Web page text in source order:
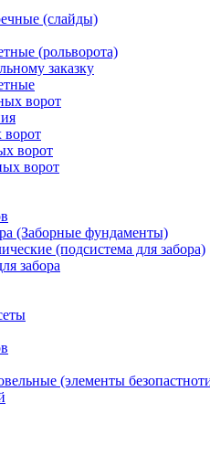
(слайды)
(рольворота)
заказку
ворот
ворот
ворот
ворот
(Заборные фундаменты)
(подсистема для забора)
забора
(элементы